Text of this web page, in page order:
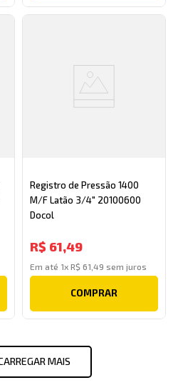
Registro de Pressão 1400
M/F Latão 3/4" 20100600
Docol
R$ 61,49
Em até 1x R$ 61 49 sem juros
COMPRAR